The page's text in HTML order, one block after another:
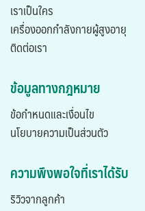
เราเป็นใคร
เครื่องออกกำลังกายผู้สูงอายุ
ติดต่อเรา
ข้อมูลทางกฎหมาย
ข้อกำหนดและเงื่อนไข
นโยบายความเป็นส่วนตัว
ความพึงพอใจที่เราได้รับ
ริวิวจากลูกค้า